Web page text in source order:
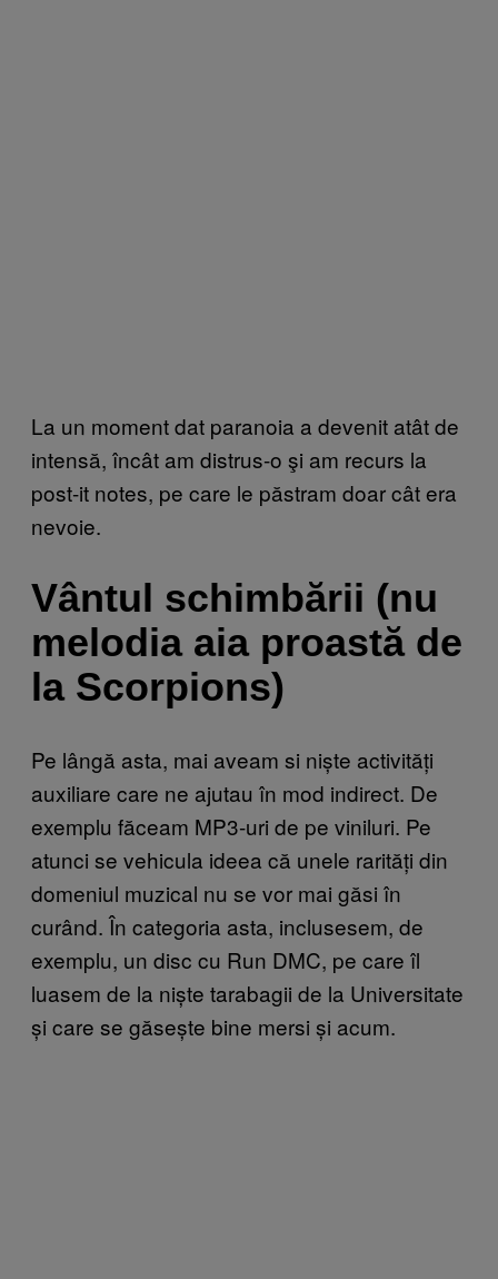
La un moment dat paranoia a devenit atât de
intensă, încât am distrus-o şi am recurs la
post-it notes, pe care le păstram doar cât era
nevoie.
Vântul schimbării (nu
melodia aia proastă de
la Scorpions)
Pe lângă asta, mai aveam si niște activități
auxiliare care ne ajutau în mod indirect. De
exemplu făceam MP3-uri de pe viniluri. Pe
atunci se vehicula ideea că unele rarități din
domeniul muzical nu se vor mai găsi în
curând. În categoria asta, inclusesem, de
exemplu, un disc cu Run DMC, pe care îl
luasem de la niște tarabagii de la Universitate
și care se găsește bine mersi și acum.